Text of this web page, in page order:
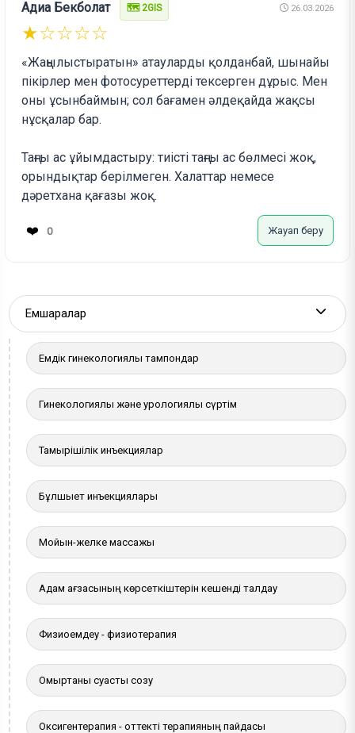
Адиа Бекболат 🗺️ 2GIS 26.03.2026
★☆☆☆☆
«Жаңылыстыратын» атауларды қолданбай, шынайы
пікірлер мен фотосуреттерді тексерген дұрыс. Мен
оны ұсынбаймын; сол бағамен әлдеқайда жақсы
нұсқалар бар.
Таңғы ас ұйымдастыру: тиісті таңғы ас бөлмесі жоқ,
орындықтар берілмеген. Халаттар немесе
дәретхана қағазы жоқ.
❤️ 0 Жауап беру
Емшаралар More
Емдік гинекологиялық тампондар
Гинекологиялық және урологиялық сүртім
Тамырішілік инъекциялар
Бұлшықет инъекциялары
Мойын-желке массажы
Адам ағзасының көрсеткіштерін кешенді талдау
Физиоемдеу - физиотерапия
Омыртқаны суасты созу
Оксигентерапия - оттекті терапияның пайдасы